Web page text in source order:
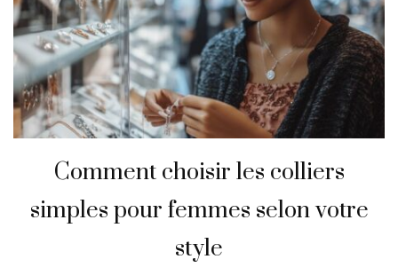
Comment choisir les colliers
simples pour femmes selon votre
style